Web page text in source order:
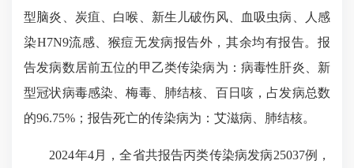
型脑炎、炭疽、白喉、新生儿破伤风、血吸虫病、人感
染H7N9流感、猴痘无发病报告外，其余均有报告。报
告发病数居前五位的甲乙类传染病为：病毒性肝炎、新
型冠状病毒感染、梅毒、肺结核、百日咳，占发病总数
的96.75%；报告死亡的传染病为：艾滋病、肺结核。
2024年4月，全省共报告丙类传染病发病25037例，